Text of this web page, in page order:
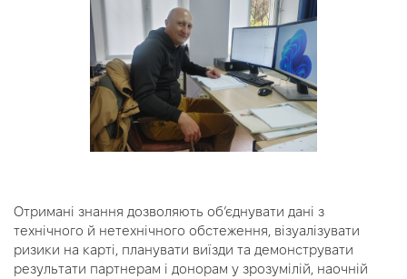
Отримані знання дозволяють об’єднувати дані з
технічного й нетехнічного обстеження, візуалізувати
ризики на карті, планувати виїзди та демонструвати
результати партнерам і донорам у зрозумілій, наочній